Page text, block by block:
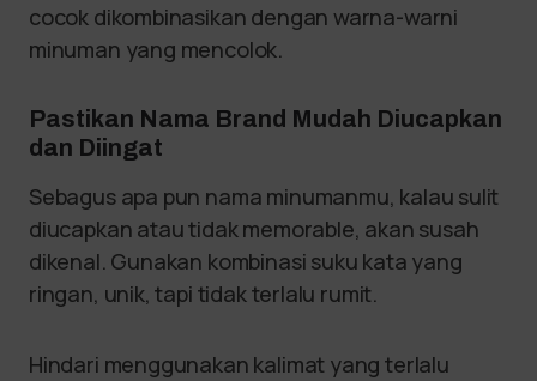
cocok dikombinasikan dengan warna-warni
minuman yang mencolok.
Pastikan Nama Brand Mudah Diucapkan
dan Diingat
Sebagus apa pun nama minumanmu, kalau sulit
diucapkan atau tidak memorable, akan susah
dikenal. Gunakan kombinasi suku kata yang
ringan, unik, tapi tidak terlalu rumit.
Hindari menggunakan kalimat yang terlalu